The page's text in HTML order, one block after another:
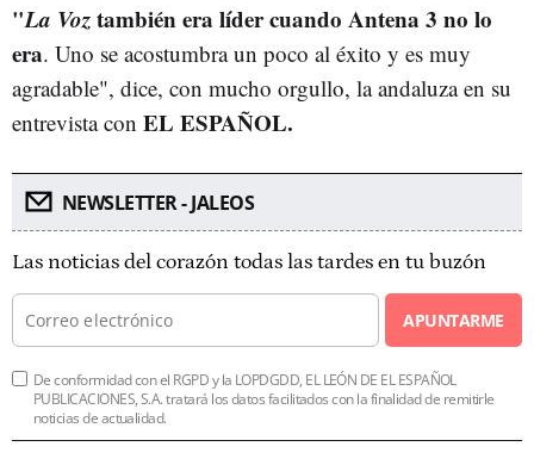
"La Voztambién era líder cuando Antena 3 no lo
era. Uno se acostumbra un poco al éxito y es muy
agradable", dice, con mucho orgullo, la andaluza en su
entrevista con EL ESPAÑOL.
NEWSLETTER - JALEOS
Las noticias del corazón todas las tardes en tu buzón
APUNTARME
De conformidad con el RGPD y la LOPDGDD, EL LEÓN DE EL ESPAÑOL
PUBLICACIONES, S.A. tratará los datos facilitados con la finalidad de remitirle
noticias de actualidad.